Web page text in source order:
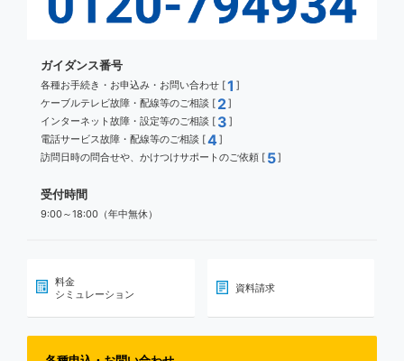
ガイダンス番号
各種お手続き・お申込み・お問い合わせ [1 ]
ケーブルテレビ故障・配線等のご相談 [ 2]
インターネット故障・設定等のご相談 [ 3 ]
電話サービス故障・配線等のご相談 [4]
訪問日時の問合せや、かけつけサポートのご依頼 [ 5]
受付時間
9:00～18:00（年中無休）
料金
シミュレーション
資料請求